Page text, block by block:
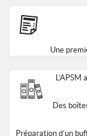
Une
Des
Préparation d’un